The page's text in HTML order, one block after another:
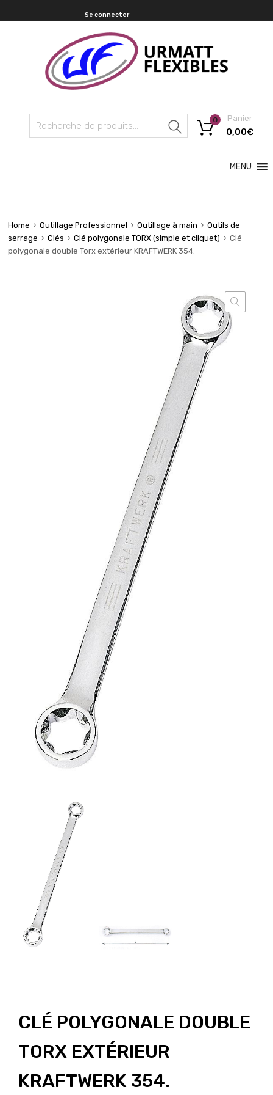
Se connecter
Recherche
Panier
0,00€
0
MENU
Home Outillage Professionnel Outillage à main
Outils de
serrage
Clés Clé polygonale TORX (simple et cliquet)
Clé
polygonale double Torx extérieur KRAFTWERK 354.
CLÉ POLYGONALE DOUBLE
TORX EXTÉRIEUR
KRAFTWERK 354.